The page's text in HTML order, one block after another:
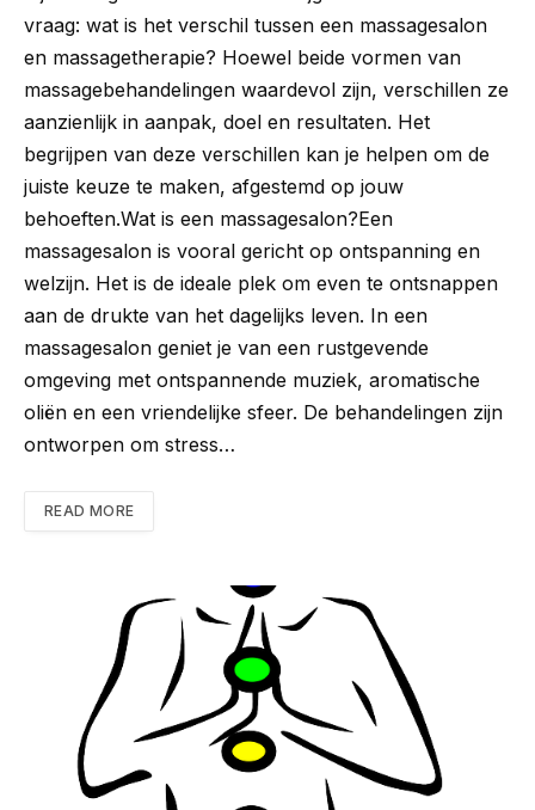
vraag: wat is het verschil tussen een massagesalon
en massagetherapie? Hoewel beide vormen van
massagebehandelingen waardevol zijn, verschillen ze
aanzienlijk in aanpak, doel en resultaten. Het
begrijpen van deze verschillen kan je helpen om de
juiste keuze te maken, afgestemd op jouw
behoeften.Wat is een massagesalon?Een
massagesalon is vooral gericht op ontspanning en
welzijn. Het is de ideale plek om even te ontsnappen
aan de drukte van het dagelijks leven. In een
massagesalon geniet je van een rustgevende
omgeving met ontspannende muziek, aromatische
oliën en een vriendelijke sfeer. De behandelingen zijn
ontworpen om stress…
READ MORE